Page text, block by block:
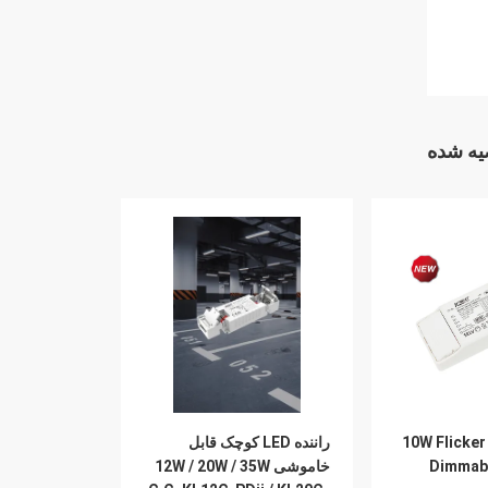
شده
راننده LED کوچک قابل
خاموشی 12W / 20W / 35W
10W Flicker Free DALI2.0